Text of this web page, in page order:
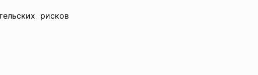
рисков